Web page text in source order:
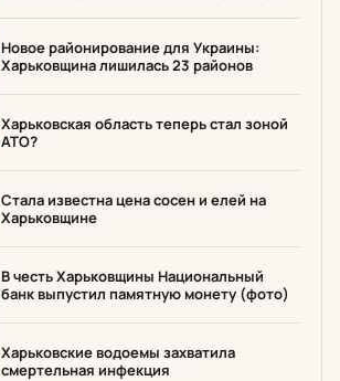
Новое районирование для Украины:
Харьковщина лишилась 23 районов
Харьковская область теперь стал зоной
АТО?
Стала известна цена сосен и елей на
Харьковщине
В честь Харьковщины Национальный
банк выпустил памятную монету (фото)
Харьковские водоемы захватила
смертельная инфекция